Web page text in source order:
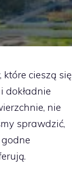
cieszą się
dokładnie
nie
sprawdzić,